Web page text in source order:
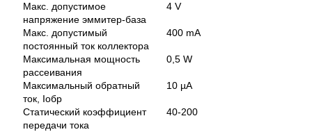
Макс. допустимое
напряжение эммитер-база
4 V
Макс. допустимый
постоянный ток коллектора
400 mA
Максимальная мощность
рассеивания
0,5 W
Максимальный обратный
ток, Iобр
10 µA
Статический коэффициент
передачи тока
40-200